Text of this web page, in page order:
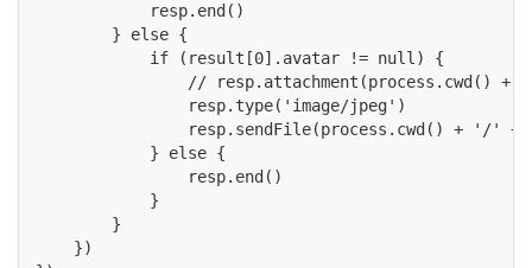
            resp.end()
        } else {
            if (result[0].avatar != null) {
// resp.attachment(process.cwd()
                resp.type('image/jpeg')
resp.sendFile(process.cwd() + '/' +
            } else {
                resp.end()
            }
        }
    })